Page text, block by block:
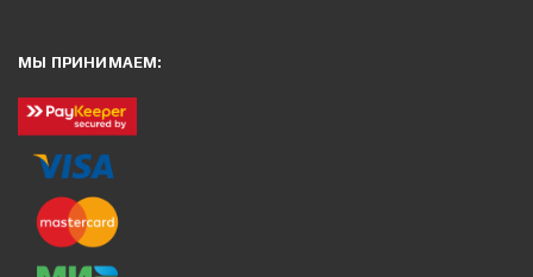
МЫ ПРИНИМАЕМ: